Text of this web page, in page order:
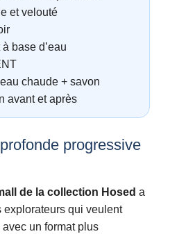
et velouté
base d’eau
chaude + savon
avant et après
progressive
de la collection Hosed a
explorateurs qui veulent
un format plus